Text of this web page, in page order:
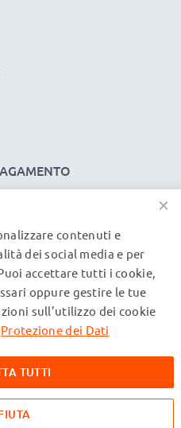
ora, spedizione
IVA e al netto dei costi di
tutti i marchi citati sono
web esclusivamente per
prodotti.
×
contenuti e
dei social media e per
accettare tutti i cookie,
oppure gestire le tue
sull’utilizzo dei cookie
Protezione dei Dati
TUTTI